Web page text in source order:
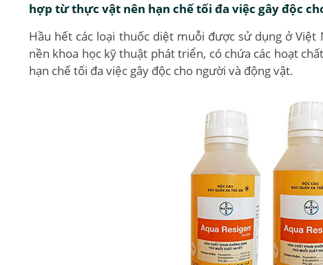
hợp từ thực vật nên hạn chế tối đa việc gây độc
Hầu hết các loại thuốc diệt muỗi được sử dụng ở
nền khoa học kỹ thuật phát triển, có chứa các hoạt
hạn chế tối đa việc gây độc cho người và động vật.